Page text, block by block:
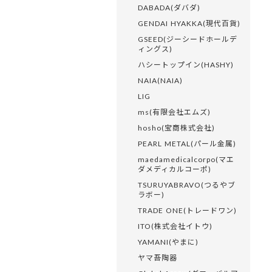
DABADA(ダバダ)
GENDAI HYAKKA(現代百貨)
GSEED(ジーシードホールデ
ィングス)
ハシートップイン(HASHY)
NAIA(NAIA)
LIG
ms(有限会社エムズ)
hosho(宝商株式会社)
PEARL METAL(パール金属)
maedamedicalcorpo(マエ
ダメディカルコーポ)
TSURUYABRAVO(つるやブ
ラボー)
TRADE ONE(トレードワン)
ITO(株式会社イトウ)
YAMANI(やまに)
ヤマ吾陶器